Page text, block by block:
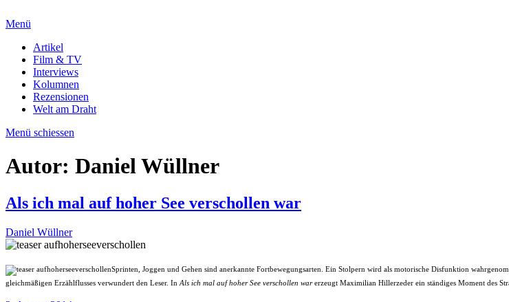
Menü
Artikel
Film & TV
Interviews
Kolumnen
Rezensionen
Welt am Draht
Menü schiessen
Autor: Daniel Wüllner
Als ich mal auf hoher See verschollen war
Daniel Wüllner
Sprinten, Joggen und Gehen sind anerkannte Fortbewegungsarten. Ein Stolpern wird als motorische Disfunktion
gleichmäßigen Erzählflusses verwundert den Leser. In Als ich mal auf hoher See verschollen warerzeugt Maximilian Hillerzeder ein ständiges Moment des